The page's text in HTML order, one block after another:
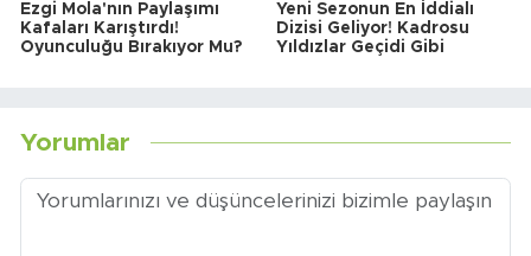
Ezgi Mola'nın Paylaşımı
Kafaları Karıştırdı!
Oyunculuğu Bırakıyor Mu?
Yeni Sezonun En İddialı
Dizisi Geliyor! Kadrosu
Yıldızlar Geçidi Gibi
Yorumlar